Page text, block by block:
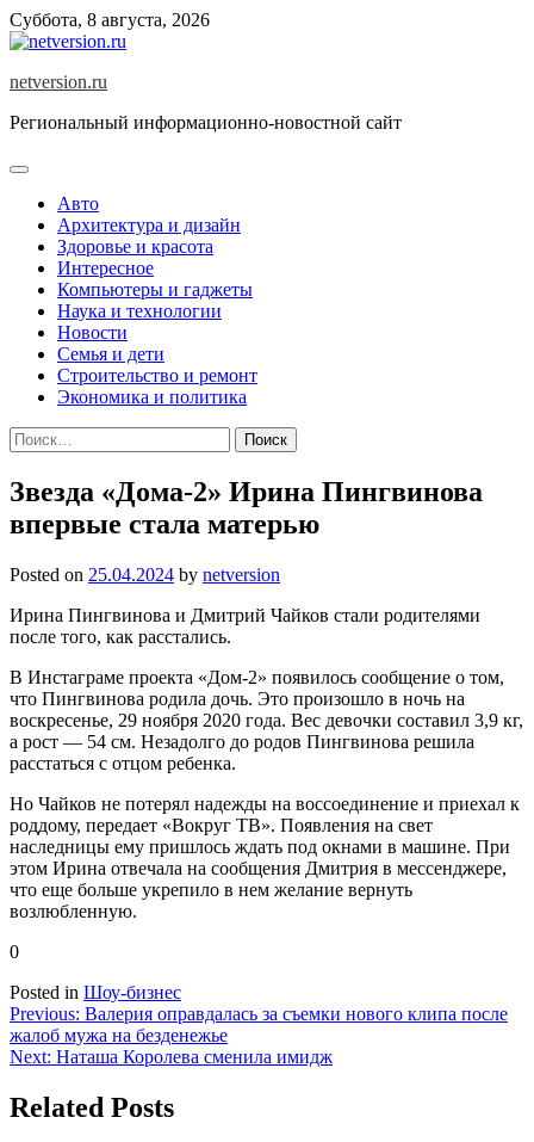
Skip
to
Суббота, 8 августа, 2026
netversion.ru
Региональный информационно-новостной сайт
Авто
Архитектура и дизайн
Здоровье и красота
Интересное
Компьютеры и гаджеты
Наука и технологии
Новости
Семья и дети
Строительство и ремонт
Экономика и политика
Найти:
Звезда «Дома-2» Ирина Пингвинова
впервые стала матерью
Posted on 25.04.2024 by netversion
Ирина Пингвинова и Дмитрий Чайков стали родителями
после того, как расстались.
В Инстаграме проекта «Дом-2» появилось сообщение о том,
что Пингвинова родила дочь. Это произошло в ночь на
воскресенье, 29 ноября 2020 года. Вес девочки составил 3,9 кг,
а рост — 54 см. Незадолго до родов Пингвинова решила
расстаться с отцом ребенка.
Но Чайков не потерял надежды на воссоединение и приехал к
роддому, передает «Вокруг ТВ». Появления на свет
наследницы ему пришлось ждать под окнами в машине. При
этом Ирина отвечала на сообщения Дмитрия в мессенджере,
что еще больше укрепило в нем желание вернуть
возлюбленную.
0
Posted in Шоу-бизнес
Навигация
по
Previous: Валерия оправдалась за съемки нового клипа после
жалоб мужа на безденежье
Next: Наташа Королева сменила имидж
Related Posts